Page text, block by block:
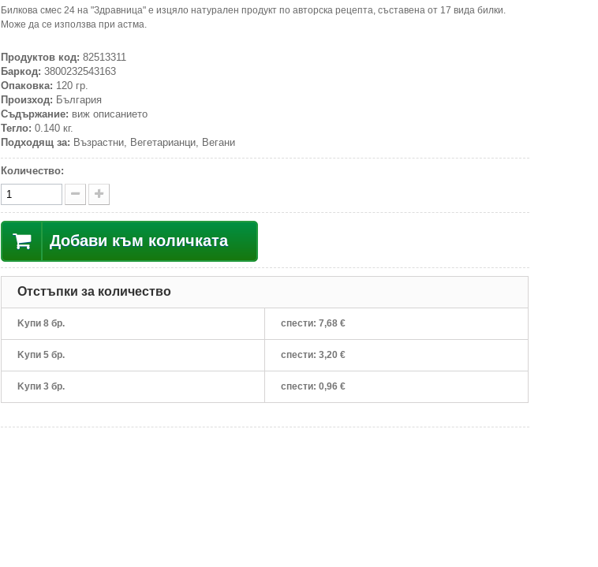
Билкова смес 24 на "Здравница" е изцяло натурален продукт по авторска рецепта, съставена от 17 вида билки.
Може да се използва при астма.
Продуктов код: 82513311
Баркод: 3800232543163
Опаковка: 120 гр.
Произход: България
Съдържание: виж описанието
Тегло: 0.140 кг.
Подходящ за: Възрастни, Вегетарианци, Вегани
Количество:
Добави към количката
Отстъпки за количество
Kупи 8 бр. спести: 7,68 €
Kупи 5 бр. спести: 3,20 €
Kупи 3 бр. спести: 0,96 €